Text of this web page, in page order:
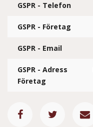
GSPR - Telefon
GSPR - Företag
GSPR - Email
GSPR - Adress
Företag